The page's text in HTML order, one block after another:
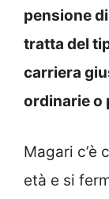
pensione
tratta del
carriera
ordinarie o
Magari c’è
età e si